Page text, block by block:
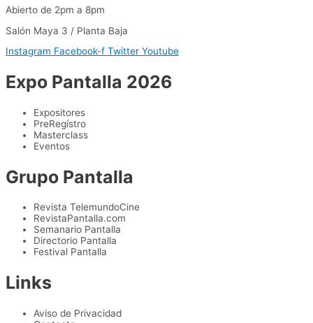
Abierto de 2pm a 8pm
Salón Maya 3 / Planta Baja
Instagram Facebook-f Twitter Youtube
Expo Pantalla 2026
Expositores
PreRegístro
Masterclass
Eventos
Grupo Pantalla
Revista TelemundoCine
RevistaPantalla.com
Semanario Pantalla
Directorio Pantalla
Festival Pantalla
Links
Aviso de Privacidad